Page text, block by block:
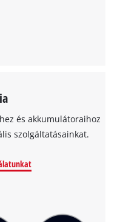
és akkumulátoraihoz
szolgáltatásainkat.